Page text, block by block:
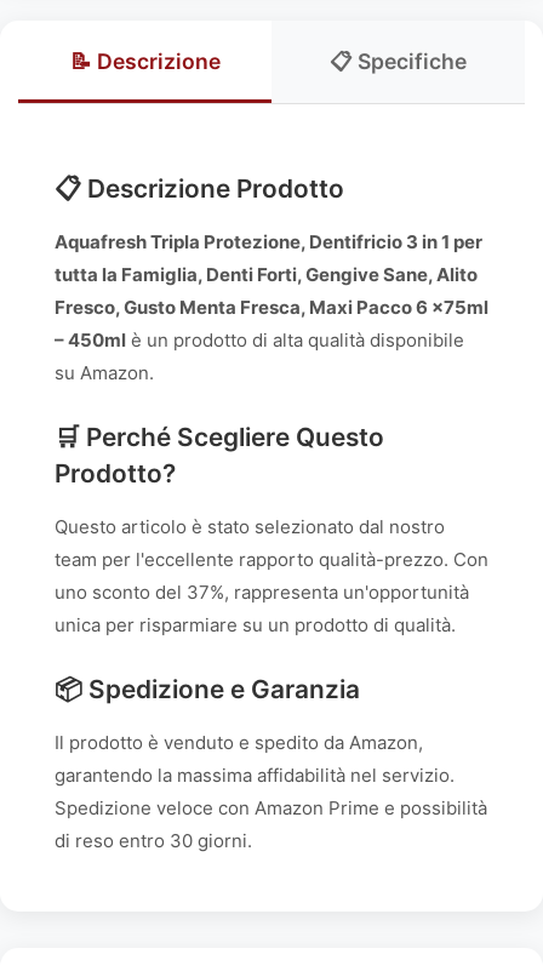
📝 Descrizione 📋 Specifiche
📋 Descrizione Prodotto
Aquafresh Tripla Protezione, Dentifricio 3 in 1 per
tutta la Famiglia, Denti Forti, Gengive Sane, Alito
Fresco, Gusto Menta Fresca, Maxi Pacco 6 x75ml
– 450ml è un prodotto di alta qualità disponibile
su Amazon.
🛒 Perché Scegliere Questo
Prodotto?
Questo articolo è stato selezionato dal nostro
team per l'eccellente rapporto qualità-prezzo. Con
uno sconto del 37%, rappresenta un'opportunità
unica per risparmiare su un prodotto di qualità.
📦 Spedizione e Garanzia
Il prodotto è venduto e spedito da Amazon,
garantendo la massima affidabilità nel servizio.
Spedizione veloce con Amazon Prime e possibilità
di reso entro 30 giorni.